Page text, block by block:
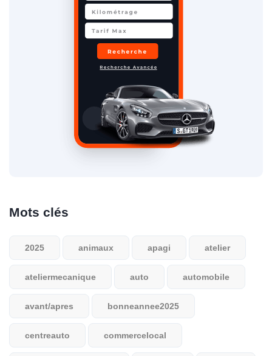
Mots clés
2025 animaux apagi atelier
ateliermecanique auto automobile
avant/apres bonneannee2025
centreauto commercelocal